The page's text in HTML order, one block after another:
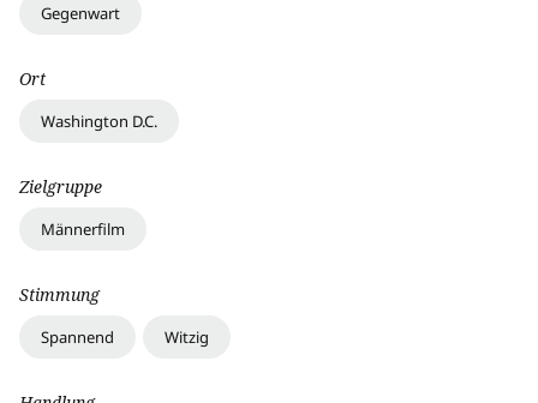
Gegenwart
Ort
Washington D.C.
Zielgruppe
Männerfilm
Stimmung
Spannend Witzig